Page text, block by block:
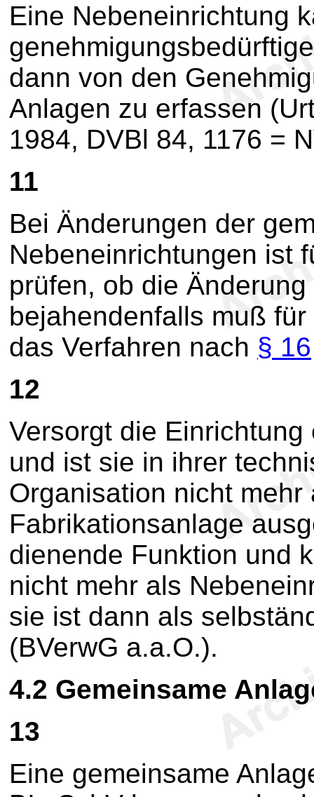
Eine Nebeneinrichtung
dann von den
Anlagen zu erfassen
1984, DVBl 84, 1176 =
11
Bei Änderungen der
Nebeneinrichtungen ist
prüfen, ob die
bejahendenfalls muß
das Verfahren nach § 16
12
Versorgt die
und ist sie in ihrer
Organisation nicht
Fabrikationsanlage
dienende Funktion und
nicht mehr als
sie ist dann als
(BVerwG a.a.O.).
4.2 Gemeinsame
13
Eine gemeinsame